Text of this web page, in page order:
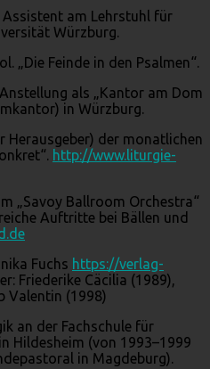
am Lehrstuhl für
Würzburg.
„Die Feinde in den Psalmen“.
als „Kantor am Dom
in Würzburg.
Herausgeber) der monatlichen
http://www.liturgie-
„Savoy Ballroom Orchestra“
Auftritte bei Bällen und
Fuchs https://verlag-
Friederike Cäcilia (1989),
Valentin (1998)
an der Fachschule für
Hildesheim (von 1993–1999
in Magdeburg).